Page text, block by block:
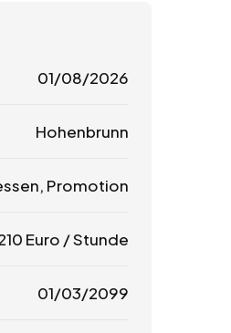
01/08/2026
Hohenbrunn
Promotion
Euro / Stunde
01/03/2099